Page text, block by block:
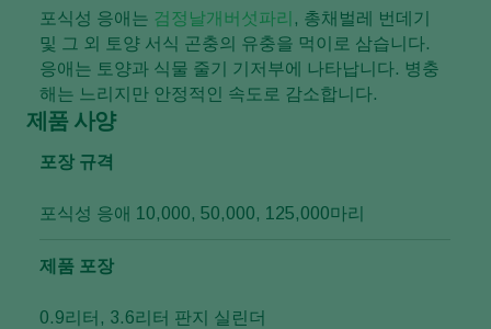
포식성 응애는 검정날개버섯파리 , 총채벌레 번데기
및 그 외 토양 서식 곤충의 유충을 먹이로 삼습니다.
응애는 토양과 식물 줄기 기저부에 나타납니다. 병충
해는 느리지만 안정적인 속도로 감소합니다.
제품 사양
포장 규격
포식성 응애 10,000, 50,000, 125,000마리
제품 포장
0.9리터, 3.6리터 판지 실린더